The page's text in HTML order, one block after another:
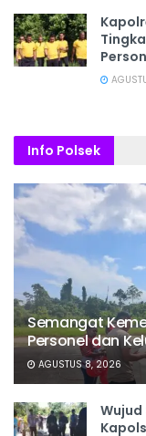
Info Polsek
Semangat
Personel dan
AGUSTUS 8, 2026